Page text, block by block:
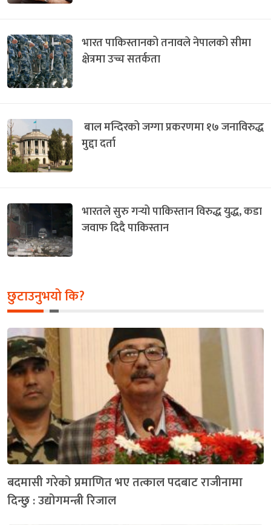
भारत पाकिस्तानको तनावले नेपालको सीमा
क्षेत्रमा उच्च सतर्कता
बाल मन्दिरको जग्गा प्रकरणमा १७ जनाविरुद्ध
मुद्दा दर्ता
भारतले सुरु गर्‍यो पाकिस्तान विरुद्ध युद्ध, कडा
जवाफ दिदै पाकिस्तान
छुटाउनुभयो कि?
बदमासी गरेको प्रमाणित भए तत्काल पदबाट राजीनामा
दिन्छु : उद्योगमन्त्री रिजाल